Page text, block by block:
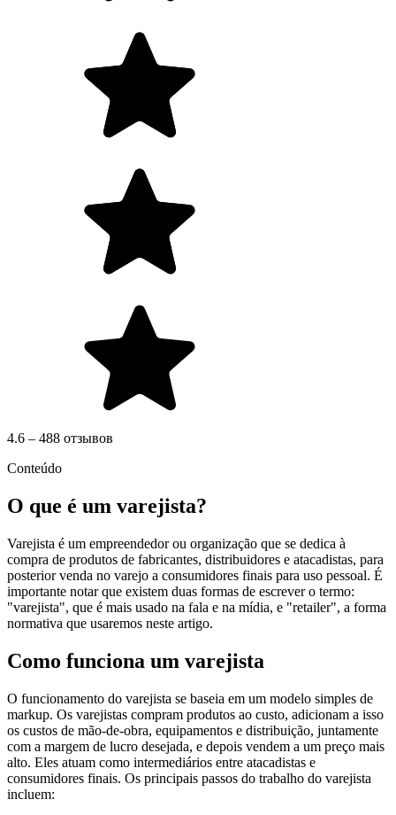
4.6 – 488 отзывов
Conteúdo
O que é um varejista?
Varejista é um empreendedor ou organização que se dedica à
compra de produtos de fabricantes, distribuidores e atacadistas, para
posterior venda no varejo a consumidores finais para uso pessoal. É
importante notar que existem duas formas de escrever o termo:
"varejista", que é mais usado na fala e na mídia, e "retailer", a forma
normativa que usaremos neste artigo.
Como funciona um varejista
O funcionamento do varejista se baseia em um modelo simples de
markup. Os varejistas compram produtos ao custo, adicionam a isso
os custos de mão-de-obra, equipamentos e distribuição, juntamente
com a margem de lucro desejada, e depois vendem a um preço mais
alto. Eles atuam como intermediários entre atacadistas e
consumidores finais. Os principais passos do trabalho do varejista
incluem: